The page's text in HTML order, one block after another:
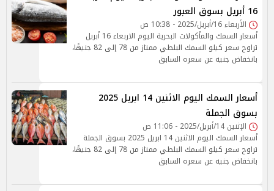
16 أبريل بسوق العبور
الأربعاء 16/أبريل/2025 - 10:38 ص
أسعار السمك والمأكولات البحرية اليوم الاربعاء 16 أبريل
تراوح سعر كيلو السمك البلطي ممتاز من 78 إلى 82 جنيهًا،
بانخفاض جنيه عن سعره السابق
أسعار السمك اليوم الاثنين 14 ابريل 2025
بسوق الجملة
الإثنين 14/أبريل/2025 - 11:06 ص
أسعار السمك اليوم الاثنين 14 ابريل 2025 بسوق الجملة
تراوح سعر كيلو السمك البلطي ممتاز من 78 إلى 82 جنيهًا،
بانخفاض جنيه عن سعره السابق